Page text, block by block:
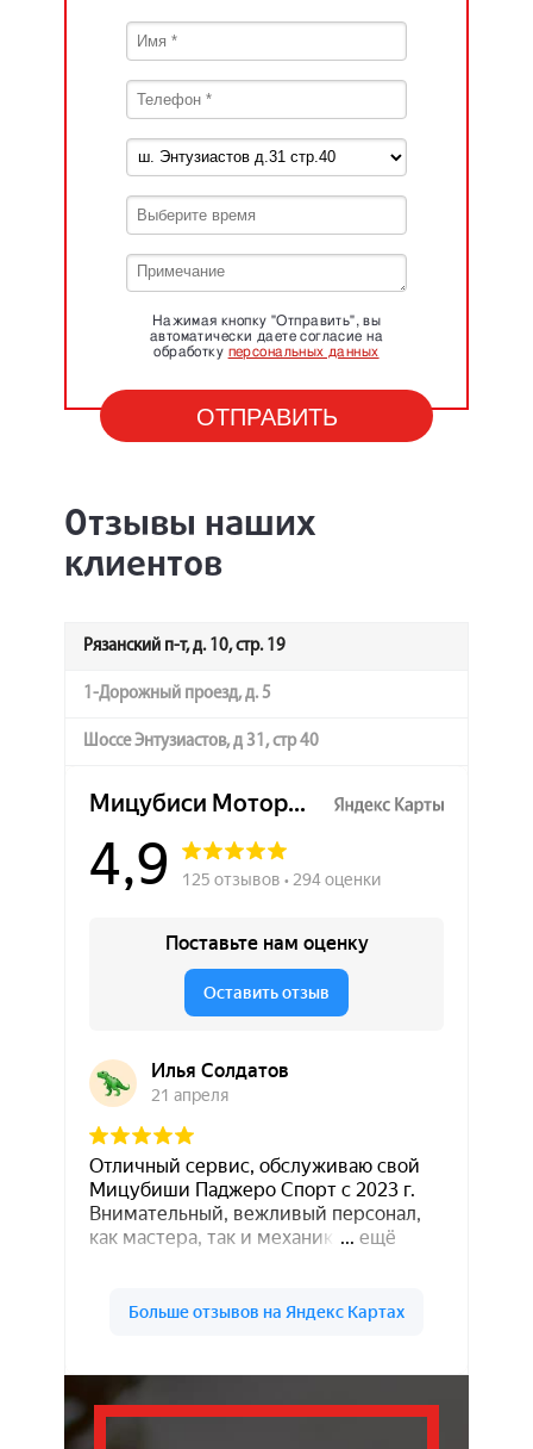
Нажимая кнопку "Отправить", вы
автоматически даете согласие на
обработку персональных данных
Отзывы наших
клиентов
Рязанский п-т, д. 10, стр. 19
1-Дорожный проезд, д. 5
Шоссе Энтузиастов, д 31, стр 40